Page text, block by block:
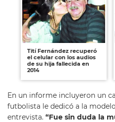
Tití Fernández recuperó
el celular con los audios
de su hija fallecida en
2014
En un informe incluyeron un
futbolista le dedicó a la
entrevista. “Fue sin duda la